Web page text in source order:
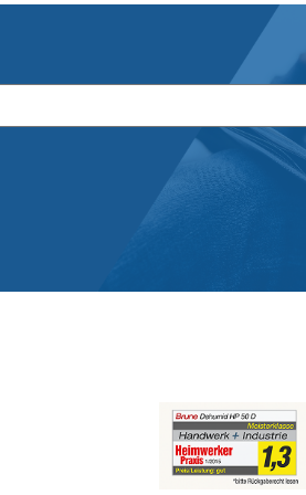
Reinigung und Filterwechsel
getroffen werden, um Schäden
Proklima GmbH